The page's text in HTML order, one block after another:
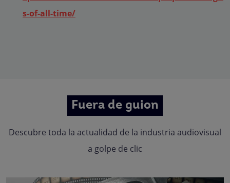
s-of-all-time/
Fuera de guion
Descubre toda la actualidad de la industria audiovisual
a golpe de clic